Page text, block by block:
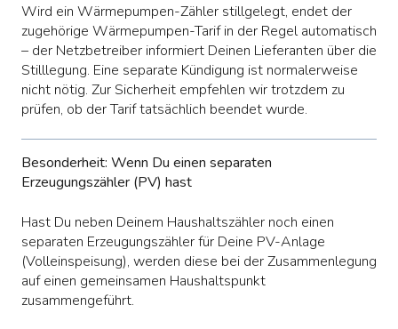
Wird ein Wärmepumpen-Zähler stillgelegt, endet der
zugehörige Wärmepumpen-Tarif in der Regel automatisch
– der Netzbetreiber informiert Deinen Lieferanten über die
Stilllegung. Eine separate Kündigung ist normalerweise
nicht nötig. Zur Sicherheit empfehlen wir trotzdem zu
prüfen, ob der Tarif tatsächlich beendet wurde.
Besonderheit: Wenn Du einen separaten
Erzeugungszähler (PV) hast
Hast Du neben Deinem Haushaltszähler noch einen
separaten Erzeugungszähler für Deine PV-Anlage
(Volleinspeisung), werden diese bei der Zusammenlegung
auf einen gemeinsamen Haushaltspunkt
zusammengeführt.